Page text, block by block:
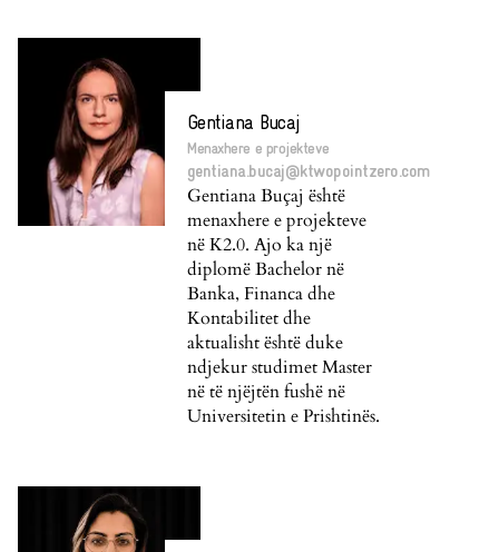
Gentiana Bucaj
Menaxhere e projekteve
gentiana.bucaj@ktwopointzero.com
Gentiana Buçaj është
menaxhere e projekteve
në K2.0. Ajo ka një
diplomë Bachelor në
Banka, Financa dhe
Kontabilitet dhe
aktualisht është duke
ndjekur studimet Master
në të njëjtën fushë në
Universitetin e Prishtinës.